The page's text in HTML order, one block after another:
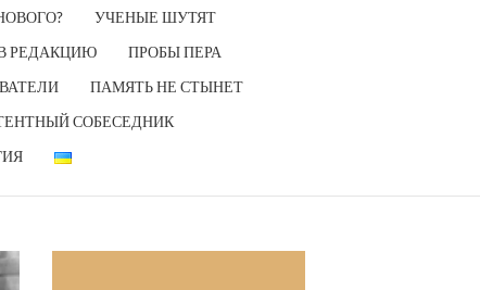
УЧЕНЫЕ ШУТЯТ
РЕДАКЦИЮ
ПРОБЫ ПЕРА
ПАМЯТЬ НЕ СТЫНЕТ
СОБЕСЕДНИК